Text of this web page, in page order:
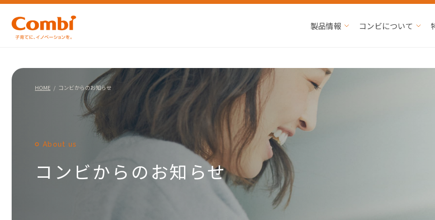
製品情報 コンビについて
HOME コンビからのお知らせ
About us
コンビからのお知らせ